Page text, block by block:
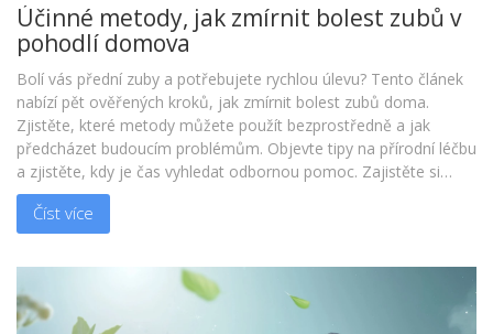
Účinné metody, jak zmírnit bolest zubů v
pohodlí domova
Bolí vás přední zuby a potřebujete rychlou úlevu? Tento článek
nabízí pět ověřených kroků, jak zmírnit bolest zubů doma.
Zjistěte, které metody můžete použít bezprostředně a jak
předcházet budoucím problémům. Objevte tipy na přírodní léčbu
a zjistěte, kdy je čas vyhledat odbornou pomoc. Zajistěte si
komfort a udržujte své ústní zdraví bez zbytečných komplikací.
Číst více